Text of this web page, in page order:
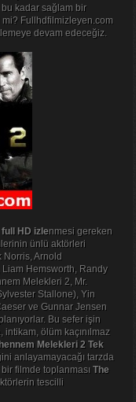
kadar sağlam bir
Fullhdfilmizleyen.com
devam edeceğiz.
HD izlenmesi gereken
ünlü aktörleri
Norris, Arnold
Hemsworth, Randy
Melekleri 2, Mr.
Stallone), Yin
ve Gunnar Jensen
Bu sefer işin
ölüm kaçınılmaz
Melekleri 2 Tek
anlayamayacağı tarzda
filmde toplanması The
tescilli